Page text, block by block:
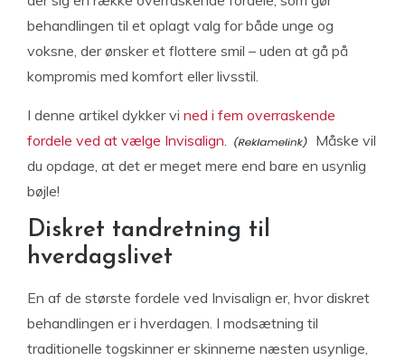
behandlingen til et oplagt valg for både unge og
voksne, der ønsker et flottere smil – uden at gå på
kompromis med komfort eller livsstil.
I denne artikel dykker vi ned i fem overraskende
fordele ved at vælge Invisalign.
Måske vil
du opdage, at det er meget mere end bare en usynlig
bøjle!
Diskret tandretning til
hverdagslivet
En af de største fordele ved Invisalign er, hvor diskret
behandlingen er i hverdagen. I modsætning til
traditionelle togskinner er skinnerne næsten usynlige,